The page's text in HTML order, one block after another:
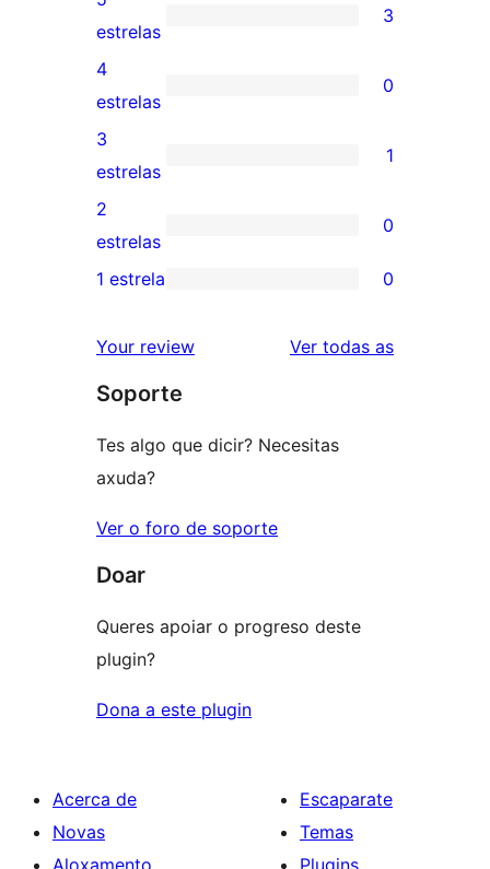
3
valoracións
de
5
estrelas
estrelas
3
0
valoracións
de
4
estrelas
4
estrelas
0
1
valoración
de
3
3
estrelas
1
0
valoracións
2
2
estrelas
0
de
1
1 estrela 0
Your review Ver todas asvaloracións
Soporte
Tes algo que dicir? Necesitas
axuda?
Ver o foro de soporte
Doar
Queres apoiar o progreso deste
plugin?
Dona a este plugin
Acerca de
Novas
Escaparate
Temas